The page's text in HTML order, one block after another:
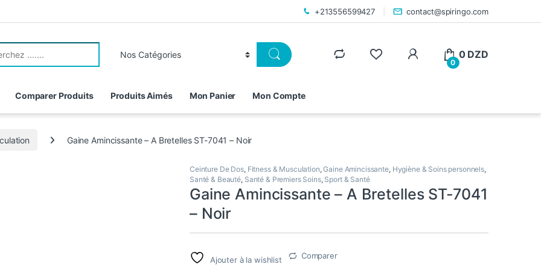
+213556599427 contact@spiringo.com
0
0 DZD
Comparer Produits Produits Aimés Mon Panier Mon Compte
Gaine Amincissante – A Bretelles ST-7041 – Noir
Ceinture De Dos, Fitness & Musculation,Gaine Amincissante, Hygiène & Soins personnels,
Santé & Beauté, Santé & Premiers Soins, Sport & Santé
Gaine Amincissante – A Bretelles ST-7041
– Noir
Ajouter à la wishlist Comparer